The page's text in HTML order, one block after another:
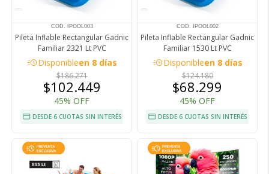
COD. IPOOL003
Pileta Inflable Rectangular Gadnic
Familiar 2321 Lt PVC
acuteDisponibleen 8 días
$186.271
$102.449
45% OFF
DESDE 6 CUOTAS SIN INTERÉS
COD. IPOOL002
Pileta Inflable Rectangular Gadnic
Familiar 1530 Lt PVC
acuteDisponibleen 8 días
$124.180
$68.299
45% OFF
DESDE 6 CUOTAS SIN INTERÉS